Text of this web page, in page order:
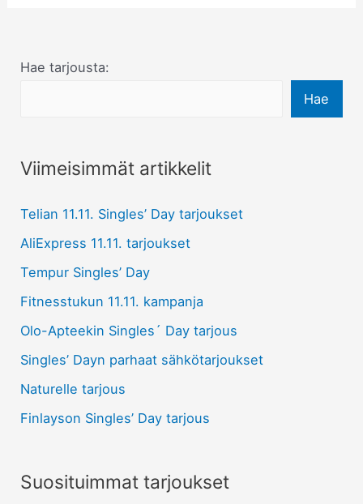
Hae tarjousta:
Hae
Viimeisimmät artikkelit
Telian 11.11. Singles’ Day tarjoukset
AliExpress 11.11. tarjoukset
Tempur Singles’ Day
Fitnesstukun 11.11. kampanja
Olo-Apteekin Singles´ Day tarjous
Singles’ Dayn parhaat sähkötarjoukset
Naturelle tarjous
Finlayson Singles’ Day tarjous
Suosituimmat tarjoukset